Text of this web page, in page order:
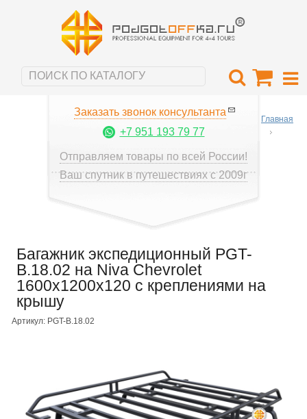
Заказать звонок консультанта
+7 951 193 79 77
Отправляем товары по всей России!
Ваш спутник в путешествиях с 2009г
Главная
Багажник экспедиционный PGT-
B.18.02 на Niva Chevrolet
1600х1200х120 с креплениями на
крышу
Артикул: PGT-B.18.02